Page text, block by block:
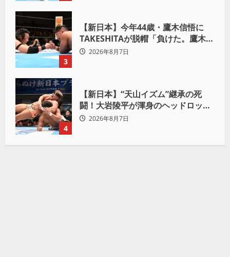
3
【新日本】今年44歳・鷹木信悟に
TAKESHITAが脱帽「負けた。鷹木信
悟、強いわ！」
2026年8月7日
4
【新日本】“天山イズム”継承の死
闘！大岩陵平が渾身のヘッドロック
で後藤洋央紀からタップ奪取 執念の
2026年8月7日